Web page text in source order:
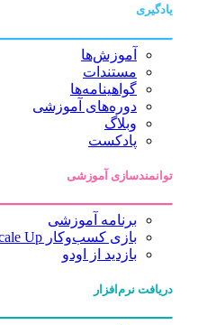
یادگیری
آموزش‌ها
مستندات
گواهینامه‌ها
دوره‌های آموزشی
وبلاگ
پادکست
توانمندسازی آموزشی
برنامه آموزشی
بازی کسب‌وکار Scale Up!
بازدید از اودو
دریافت نرم‌افزار